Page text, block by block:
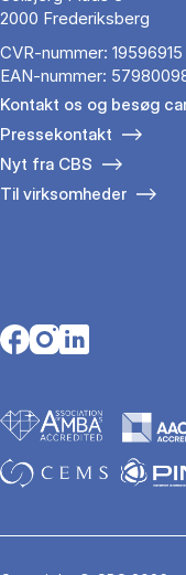
2000 Frederiksberg
CVR-nummer: 19596915
EAN-nummer:
Kontakt os og besøg
Pressekontakt
Nyt fra CBS
Til virksomheder
Opens in a new tab
Opens in a new tab
Opens in a new